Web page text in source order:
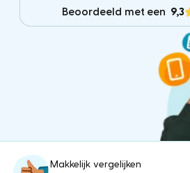
Beoordeeld met een 9,3
Makkelijk vergelijken